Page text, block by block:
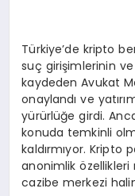
Türkiye’de kripto
suç girişimlerinin ve
kaydeden Avukat
onaylandı ve
yürürlüğe girdi.
konuda temkinli
kaldırmıyor. Kripto
anonimlik
cazibe merkezi